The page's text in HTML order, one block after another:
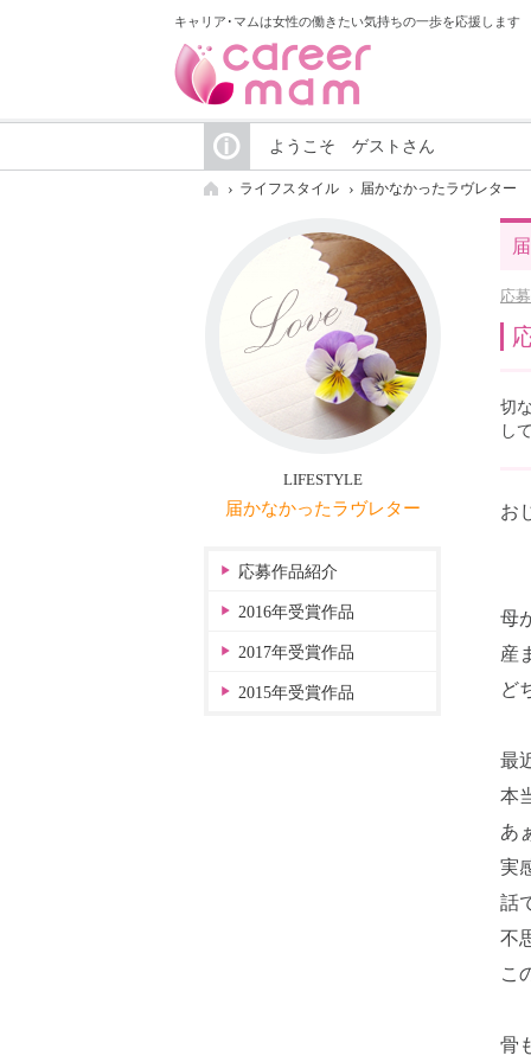
キャリア･マムは女性の働きたい気持ちの一歩を応援します
ようこそ ゲストさん
ライフスタイル 届かなかったラヴレター
応
切
し
お
母
産
ど
最
本
あ
実
話
不
こ
骨
LIFESTYLE
届かなかったラヴレター
応募作品紹介
2016年受賞作品
2017年受賞作品
2015年受賞作品